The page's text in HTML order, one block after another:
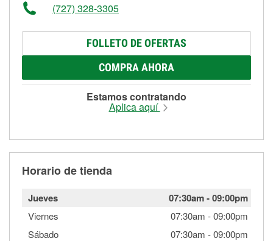
(727) 328-3305
FOLLETO DE OFERTAS
COMPRA AHORA
Estamos contratando
Aplica aquí
Horario de tienda
Jueves 07:30am-09:00pm
Viernes 07:30am -09:00pm
Sábado
07:30am -09:00pm